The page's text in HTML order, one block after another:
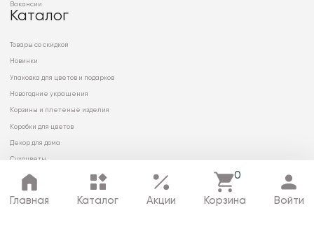
Главная Каталог Акции
0
Корзина Войти
Вакансии
Каталог
Товары со скидкой
Новинки
Упаковка для цветов и подарков
Новогодние украшения
Корзины и плетеные изделия
Коробки для цветов
Декор для дома
Сухоцветы
© 2026 ООО «МИРРЭЙ»